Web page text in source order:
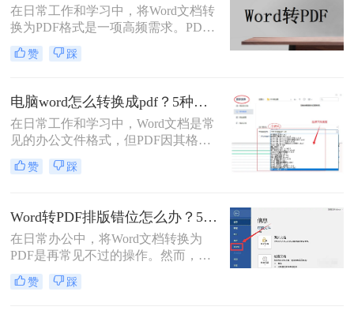
专业转换工具、在线服务以及编程脚
本。每个方法都包含完整操作步骤、
实际需求选择最合适的方案。
在日常工作和学习中，将Word文档转
换为PDF格式是一项高频需求。PDF
格式以其格式固定、兼容性强的特
点，成为文件共享和打印的首选。那
Word转PDF的常用方法，帮助您高效
完成转换任务。
赞 踩
电脑word怎么转换成pdf？5种详细方法全解析！
在日常工作和学习中，Word文档是常
见的办公文件格式，但PDF因其格式
固定、兼容性好、安全性高等特点，
成为跨平台共享和打印的首选。那么
为PDF的方法，帮助您根据需求选择
最合适的方案。
赞 踩
Word转PDF排版错位怎么办？5种有效方法彻底解决排版错位问题！
在日常办公中，将Word文档转换为
PDF是再常见不过的操作。然而，很
多用户都遇到过这样的困扰：明明在
Word里排版整齐的文档，转成PDF后
赞 踩